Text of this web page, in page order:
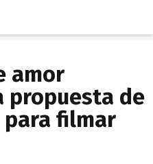
amor
propuesta de
para filmar